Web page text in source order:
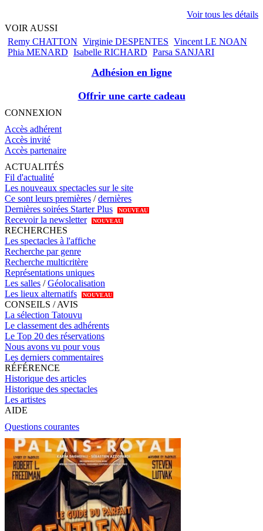
Voir tous les détails
VOIR AUSSI
Remy CHATTON Virginie DESPENTES Vincent LE NOAN
Phia MENARD Isabelle RICHARD Parsa SANJARI
Adhésion en ligne
Offrir une carte cadeau
CONNEXION
Accès adhérent
Accès invité
Accès partenaire
ACTUALITÉS
Fil d'actualité
Les nouveaux spectacles sur le site
Ce sont leurs premières /dernières
Dernières soirées Starter Plus
NOUVEAU
Recevoir la newsletter NOUVEAU
RECHERCHES
Les spectacles à l'affiche
Recherche par genre
Recherche multicritère
Représentations uniques
Les salles /Géolocalisation
Les lieux alternatifs
NOUVEAU
CONSEILS / AVIS
La sélection Tatouvu
Le classement des adhérents
Le Top 20 des réservations
Nous avons vu pour vous
Les derniers commentaires
RÉFÉRENCE
Historique des articles
Historique des spectacles
Les artistes
AIDE
Questions courantes